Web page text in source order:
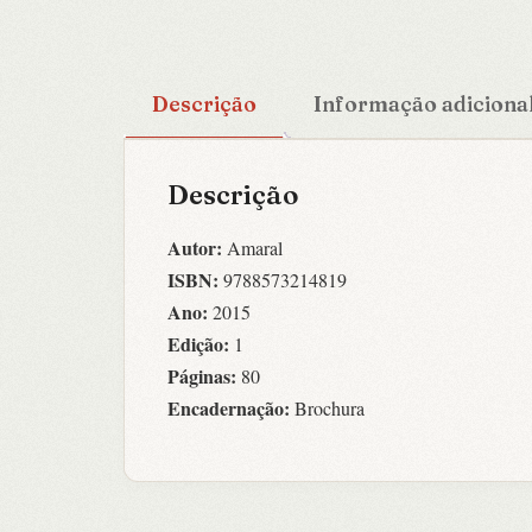
Descrição Informação
Descrição
Autor: Amaral
ISBN: 9788573214819
Ano: 2015
Edição: 1
Páginas: 80
Encadernação: Brochura